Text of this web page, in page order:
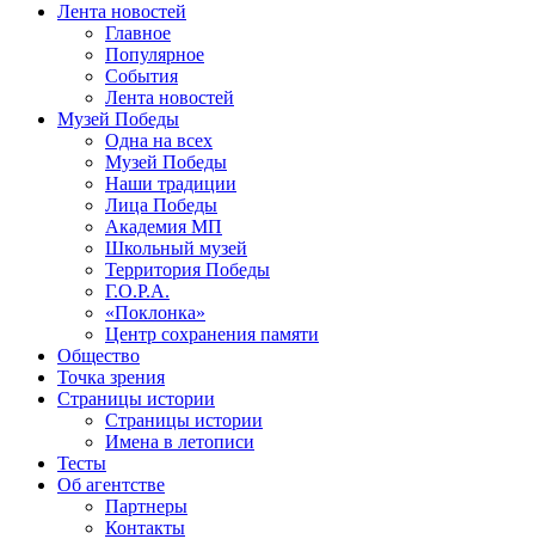
Лента новостей
Главное
Популярное
События
Лента новостей
Музей Победы
Одна на всех
Музей Победы
Наши традиции
Лица Победы
Академия МП
Школьный музей
Территория Победы
Г.О.Р.А.
«Поклонка»
Центр сохранения памяти
Общество
Точка зрения
Страницы истории
Страницы истории
Имена в летописи
Тесты
Об агентстве
Партнеры
Контакты